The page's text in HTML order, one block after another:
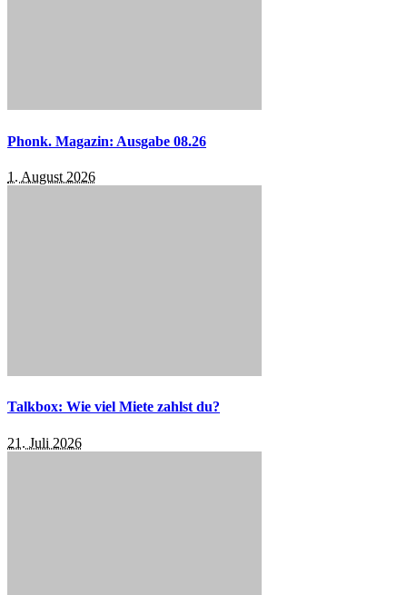
Phonk. Magazin: Ausgabe 08.26
1. August 2026
Talkbox: Wie viel Miete zahlst du?
21. Juli 2026